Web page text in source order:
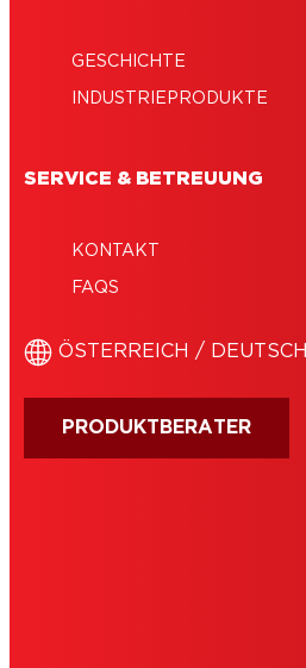
GESCHICHTE
INDUSTRIEPRODUKTE
SERVICE & BETREUUNG
KONTAKT
FAQS
ÖSTERREICH / DEUTSCH
PRODUKTBERATER